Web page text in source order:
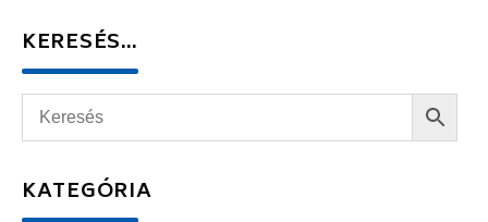
KERESÉS…
KATEGÓRIA